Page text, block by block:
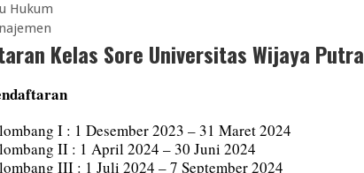
Hukum
Kelas Sore Universitas Wijaya Putra
I : 1 Desember 2023 – 31 Maret 2024
II : 1 April 2024 – 30 Juni 2024
III : 1 Juli 2024 – 7 September 2024